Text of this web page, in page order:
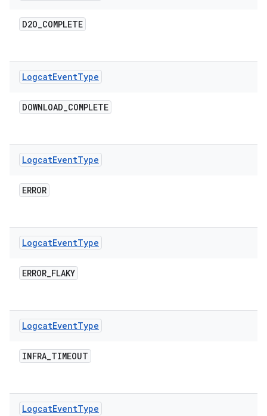
D2O_COMPLETE
LogcatEventType
DOWNLOAD_COMPLETE
LogcatEventType
ERROR
LogcatEventType
ERROR_FLAKY
LogcatEventType
INFRA_TIMEOUT
LogcatEventType